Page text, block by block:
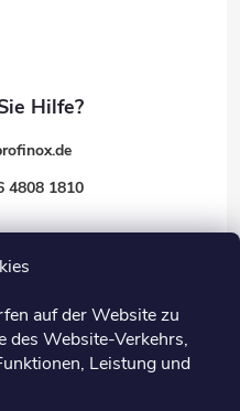
auf der Website zu
des Website-Verkehrs,
Leistung und
4808 1810